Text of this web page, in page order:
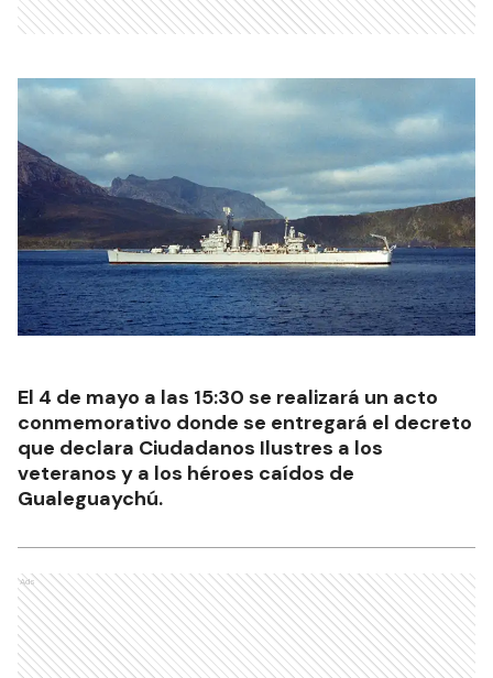
El 4 de mayo a las 15:30 se realizará un acto
conmemorativo donde se entregará el decreto
que declara Ciudadanos Ilustres a los
veteranos y a los héroes caídos de
Gualeguaychú.
Ads